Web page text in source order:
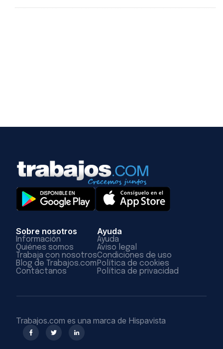
Sobre nosotros
Información
Quiénes somos
Trabaja con nosotros
Blog de Trabajos.com
Contáctanos
Ayuda
Ayuda
Aviso legal
Condiciones de uso
Política de cookies
Política de privacidad
Trabajos.com es una marca de Hispavista